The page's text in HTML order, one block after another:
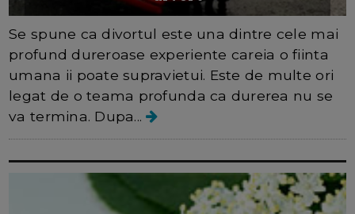
Se spune ca divortul este una dintre cele mai
profund dureroase experiente careia o fiinta
umana ii poate supravietui. Este de multe ori
legat de o teama profunda ca durerea nu se
va termina. Dupa...